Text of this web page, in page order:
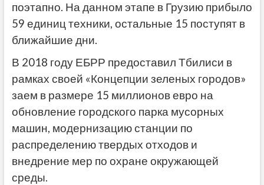
поэтапно. На данном этапе в Грузию прибыло
59 единиц техники, остальные 15 поступят в
ближайшие дни.
В 2018 году ЕБРР предоставил Тбилиси в
рамках своей «Концепции зеленых городов»
заем в размере 15 миллионов евро на
обновление городского парка мусорных
машин, модернизацию станции по
распределению твердых отходов и
внедрение мер по охране окружающей
среды.